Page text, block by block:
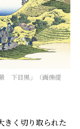
下目黒」（画像提
きく切り取られた